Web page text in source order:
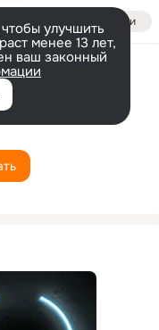
Войти
улучшить
менее 13 лет,
ваш законный
Admirals